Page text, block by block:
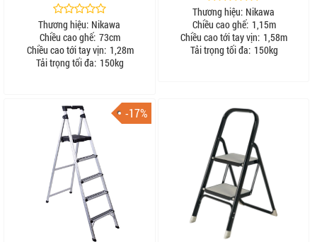
Thương hiệu: Nikawa
Chiều cao ghế: 73cm
Chiều cao tới tay vịn: 1,28m
Tải trọng tối đa: 150kg
Thương hiệu: Nikawa
Chiều cao ghế: 1,15m
Chiều cao tới tay vịn: 1,58m
Tải trọng tối đa: 150kg
-17%